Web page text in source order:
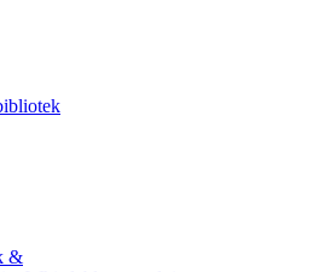
&